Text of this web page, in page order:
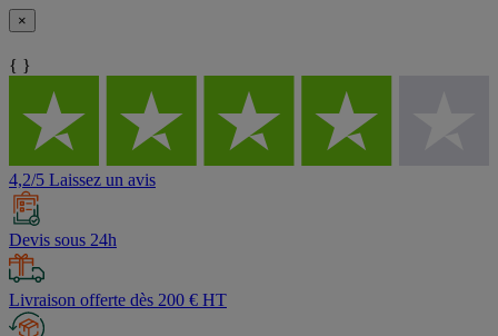
×
{ }
4,2/5 Laissez un avis
Devis sous 24h
Livraison offerte dès 200 € HT